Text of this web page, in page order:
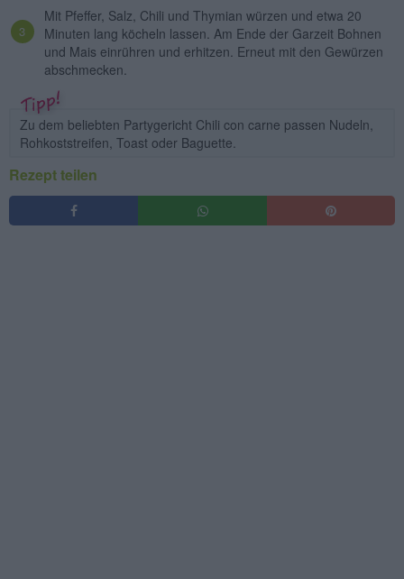
Mit Pfeffer, Salz, Chili und Thymian würzen und etwa 20
Minuten lang köcheln lassen. Am Ende der Garzeit Bohnen
und Mais einrühren und erhitzen. Erneut mit den Gewürzen
abschmecken.
Zu dem beliebten Partygericht Chili con carne passen Nudeln,
Rohkoststreifen, Toast oder Baguette.
Rezept teilen